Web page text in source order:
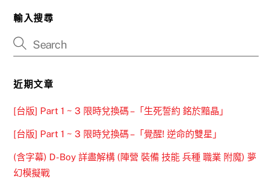
輸入搜尋
近期文章
[台版] Part 1 ~ 3 限時兌換碼 –「生死誓約 銘於黯晶」
[台版] Part 1 ~ 3 限時兌換碼 –「覺醒! 逆命的雙星」
(含字幕) D-Boy 詳盡解構 (陣營 裝備 技能 兵種 職業 附魔) 夢
幻模擬戰